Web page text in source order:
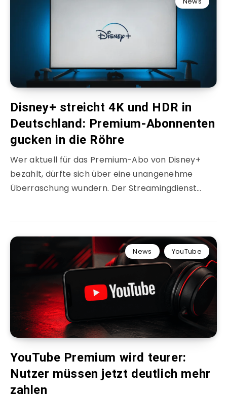
Disney+ streicht 4K und HDR in
Deutschland: Premium-Abonnenten
gucken in die Röhre
Wer aktuell für das Premium-Abo von Disney+
bezahlt, dürfte sich über eine unangenehme
Überraschung wundern. Der Streamingdienst…
News YouTube
YouTube Premium wird teurer:
Nutzer müssen jetzt deutlich mehr
zahlen